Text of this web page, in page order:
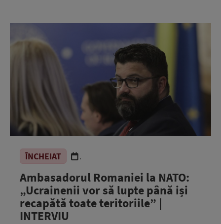
ÎNCHEIAT .
Ambasadorul Romaniei la NATO:
„Ucrainenii vor să lupte până iși
recapătă toate teritoriile” |
INTERVIU